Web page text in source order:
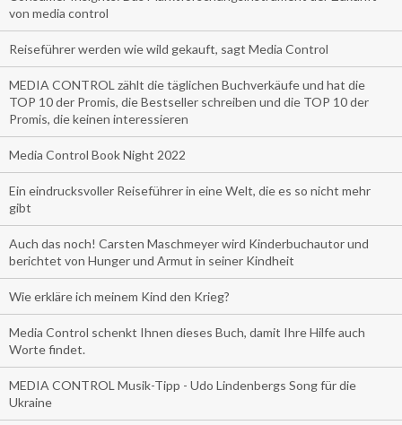
von media control
Reiseführer werden wie wild gekauft, sagt Media Control
MEDIA CONTROL zählt die täglichen Buchverkäufe und hat die
TOP 10 der Promis, die Bestseller schreiben und die TOP 10 der
Promis, die keinen interessieren
Media Control Book Night 2022
Ein eindrucksvoller Reiseführer in eine Welt, die es so nicht mehr
gibt
Auch das noch! Carsten Maschmeyer wird Kinderbuchautor und
berichtet von Hunger und Armut in seiner Kindheit
Wie erkläre ich meinem Kind den Krieg?
Media Control schenkt Ihnen dieses Buch, damit Ihre Hilfe auch
Worte findet.
MEDIA CONTROL Musik-Tipp - Udo Lindenbergs Song für die
Ukraine